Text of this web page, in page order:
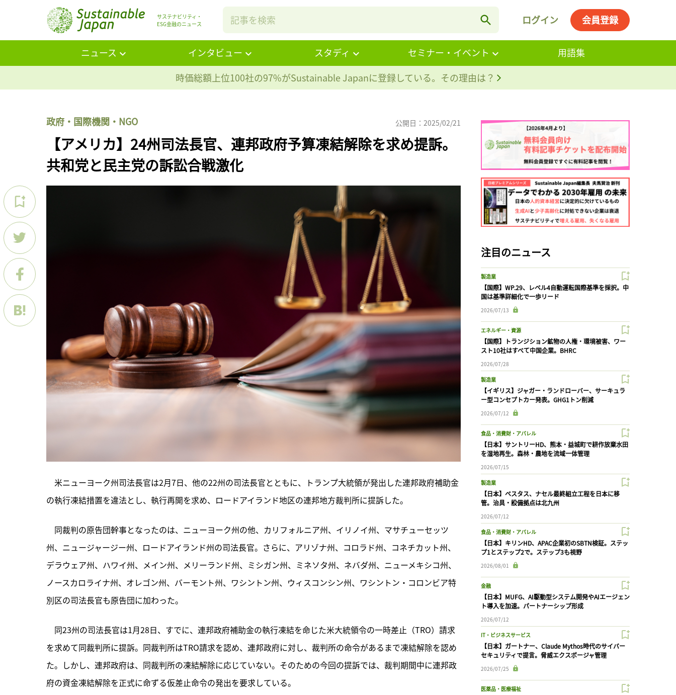
サステナビリティ・
ESG金融のニュース
ログイン 会員登録
ニュース インタビュー スタディ セミナー・イベント
用語集
時価総額上位100社の97%がSustainable Japanに登録している。その理由は？
政府・国際機関・NGO 公開日：2025/02/21
【アメリカ】24州司法長官、連邦政府予算凍結解除を求め提訴。
共和党と民主党の訴訟合戦激化
米ニューヨーク州司法長官は2月7日、他の22州の司法長官とともに、トランプ大統領が発出した連邦政府補助金
の執行凍結措置を違法とし、執行再開を求め、ロードアイランド地区の連邦地方裁判所に提訴した。
同裁判の原告団幹事となったのは、 ニューヨーク州の他、カリフォルニア州、イリノイ州、マサチューセッツ
州、ニュージャージー州、ロードアイランド州の司法長官。さらに、アリゾナ州、コロラド州、コネチカット州、
デラウェア州、ハワイ州、メイン州、メリーランド州、ミシガン州、ミネソタ州、ネバダ州、ニューメキシコ州、
ノースカロライナ州、オレゴン州、バーモント州、ワシントン州、ウィスコンシン州、ワシントン・コロンビア特
別区の司法長官も原告団に加わった。
同23州の司法長官は1月28日、すでに、連邦政府補助金の執行凍結を命じた米大統領令の一時差止（TRO）請求
を求めて同裁判所に提訴。同裁判所はTRO請求を認め、連邦政府に対し、裁判所の命令があるまで凍結解除を認め
た。しかし、連邦政府は、同裁判所の凍結解除に応じていない。そのための今回の提訴では、裁判期間中に連邦政
府の資金凍結解除を正式に命ずる仮差止命令の発出を要求している。
注目のニュース
製造業
【国際】WP.29、レベル4自動運転国際基準を採択。中
国は基準詳細化で一歩リード
2026/07/13
エネルギー・資源
【国際】トランジション鉱物の人権・環境被害、ワー
スト10社はすべて中国企業。BHRC
2026/07/28
製造業
【イギリス】ジャガー・ランドローバー、サーキュラ
ー型コンセプトカー発表。GHG1トン削減
2026/07/12
食品・消費財・アパレル
【日本】サントリーHD、熊本・益城町で耕作放棄水田
を湿地再生。森林・農地を流域一体管理
2026/07/15
製造業
【日本】ベスタス、ナセル最終組立工程を日本に移
管。治具・設備拠点は北九州
2026/07/12
食品・消費財・アパレル
【日本】キリンHD、APAC企業初のSBTN検証。ステッ
プ1とステップ2で。ステップ3も視野
2026/08/01
金融
【日本】MUFG、AI駆動型システム開発やAIエージェン
ト導入を加速。パートナーシップ形成
2026/07/12
IT・ビジネスサービス
【日本】ガートナー、Claude Mythos時代のサイバー
セキュリティで提言。脅威エクスポージャ管理
2026/07/25
医薬品・医療福祉